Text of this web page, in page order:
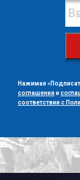
Нажимая
соглашенияи
соответствии с